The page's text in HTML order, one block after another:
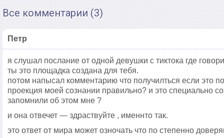
Все комментарии (3)
Петр
я слушал послание от одной девушки с тиктока где
ты это площадка создана для тебя.
потом напысал комментарию что получилться если это
проекция моей сознании правильно? и это специально
запомнили об этом мне ?
и она отвечет — здраствуйте , именнто так.
это ответ от мира может озночать что по степенно